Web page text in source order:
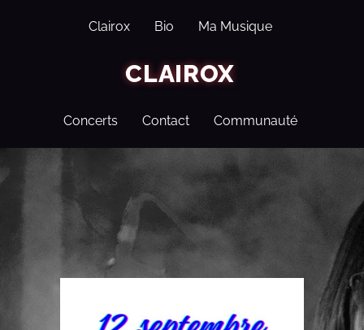
Clairox Bio Ma Musique
CLAIROX
Concerts Contact Communauté